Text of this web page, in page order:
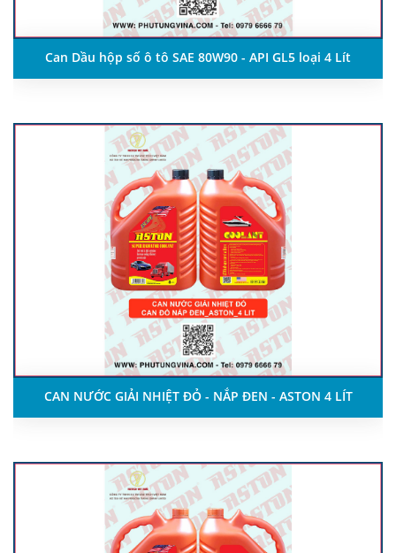
Can Dầu hộp số ô tô SAE 80W90 - API GL5 loại 4 Lít
CAN NƯỚC GIẢI NHIỆT ĐỎ - NẮP ĐEN - ASTON 4 LÍT